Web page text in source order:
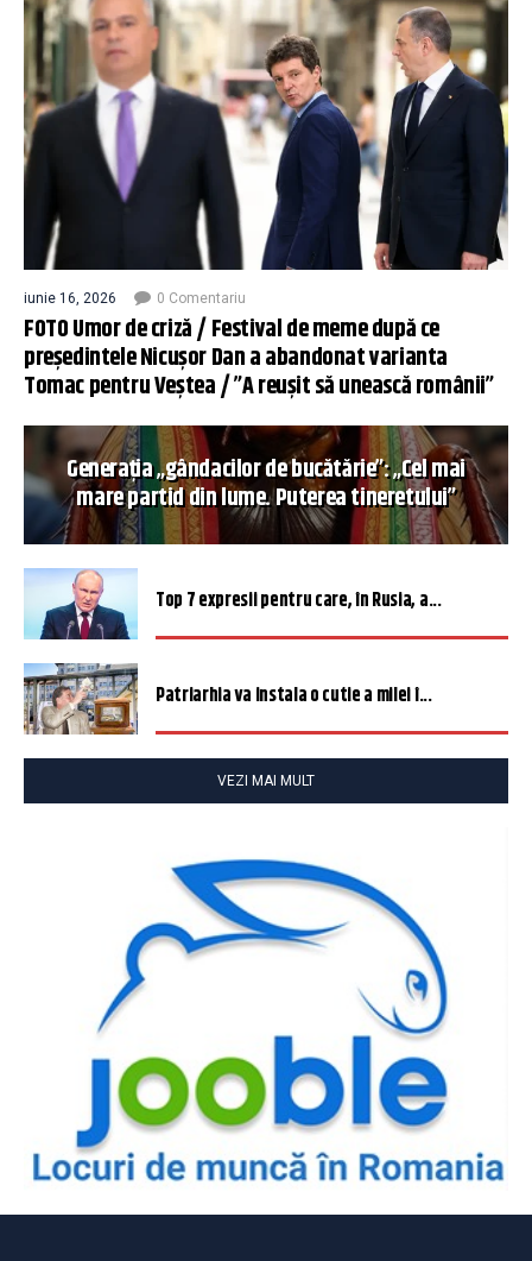
iunie 16, 2026 0 Comentariu
FOTO Umor de criză / Festival de meme după ce
președintele Nicușor Dan a abandonat varianta
Tomac pentru Veștea / ”A reușit să unească românii”
Generația „gândacilor de bucătărie”: „Cel mai
mare partid din lume. Puterea tineretului”
Top 7 expresii pentru care, în Rusia, a...
Patriarhia va instala o cutie a milei î...
VEZI MAI MULT